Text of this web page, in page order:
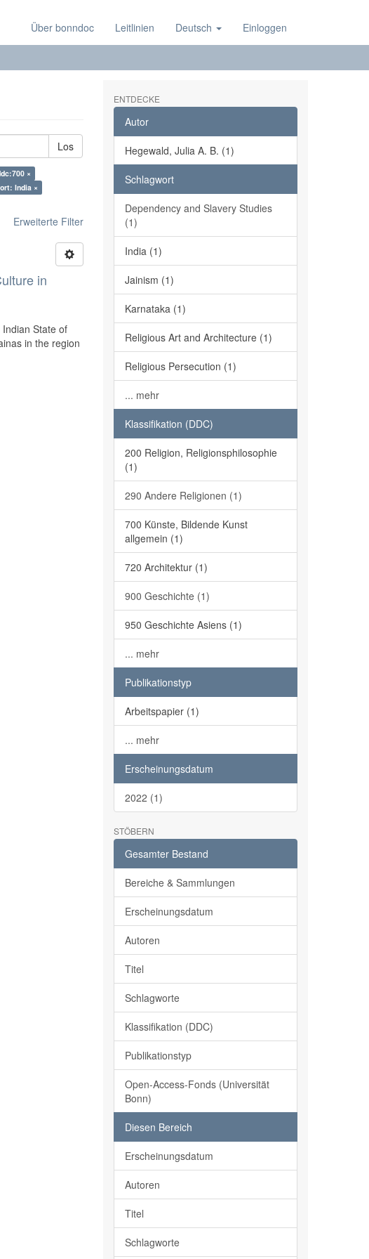
Über bonndoc Leitlinien Deutsch Einloggen
Los
×
India ×
Erweiterte Filter
in
State of
in the region
ENTDECKE
Autor
Hegewald, Julia A. B. (1)
Schlagwort
Dependency and Slavery Studies
(1)
India (1)
Jainism (1)
Karnataka (1)
Religious Art and Architecture (1)
Religious Persecution (1)
... mehr
Klassifikation (DDC)
200 Religion, Religionsphilosophie
(1)
290 Andere Religionen (1)
700 Künste, Bildende Kunst
allgemein (1)
720 Architektur (1)
900 Geschichte (1)
950 Geschichte Asiens (1)
... mehr
Publikationstyp
Arbeitspapier (1)
... mehr
Erscheinungsdatum
2022 (1)
STÖBERN
Gesamter Bestand
Bereiche & Sammlungen
Erscheinungsdatum
Autoren
Titel
Schlagworte
Klassifikation (DDC)
Publikationstyp
Open-Access-Fonds (Universität
Bonn)
Diesen Bereich
Erscheinungsdatum
Autoren
Titel
Schlagworte